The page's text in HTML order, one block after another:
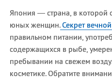
Япония — страна, в которой
юных женщин.Секрет
правильном питании,
содержащихся в рыбе,
пребывании на свежем
косметике. Обратите